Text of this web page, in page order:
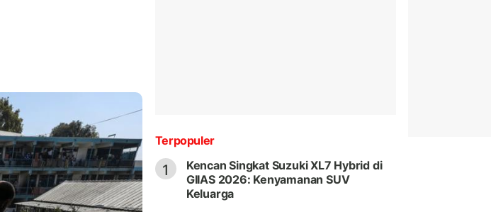
Terpopuler
1
Kencan Singkat Suzuki XL7 Hybrid di
GIIAS 2026: Kenyamanan SUV
Keluarga